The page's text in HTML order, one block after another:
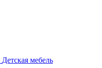
Детская мебель